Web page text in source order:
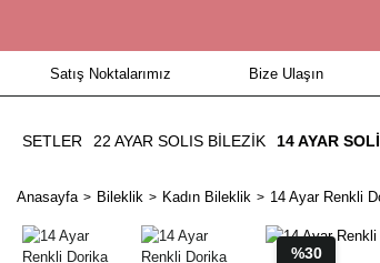
Satış Noktalarımız Bize Ulaşın
SETLER 22 AYAR SOLIS BİLEZİK 14 AYAR
Anasayfa Bileklik Kadın Bileklik 14 Ayar Renkli
%30